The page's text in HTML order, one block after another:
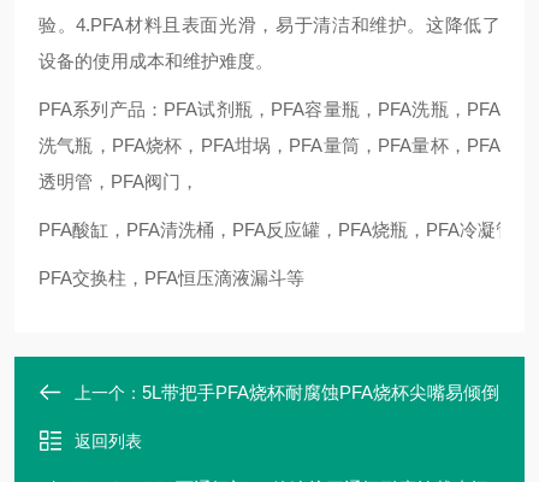
验。4.PFA材料且表面光滑，易于清洁和维护。这降低了
设备的使用成本和维护难度。
PFA系列产品：PFA试剂瓶，PFA容量瓶，PFA洗瓶，PFA
洗气瓶，PFA烧杯，PFA坩埚，PFA量筒，PFA量杯，PFA
透明管，PFA阀门，
PFA酸缸，PFA清洗桶，PFA反应罐，PFA烧瓶，PFA冷凝管
PFA交换柱，PFA恒压滴液漏斗等
上一个： 5L带把手PFA烧杯耐腐蚀PFA烧杯尖嘴易倾倒
返回列表